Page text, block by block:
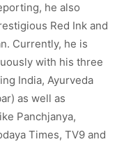
he also
Red Ink and
Currently, he is
with his three
India, Ayurveda
as well as
Panchjanya,
Times, TV9 and